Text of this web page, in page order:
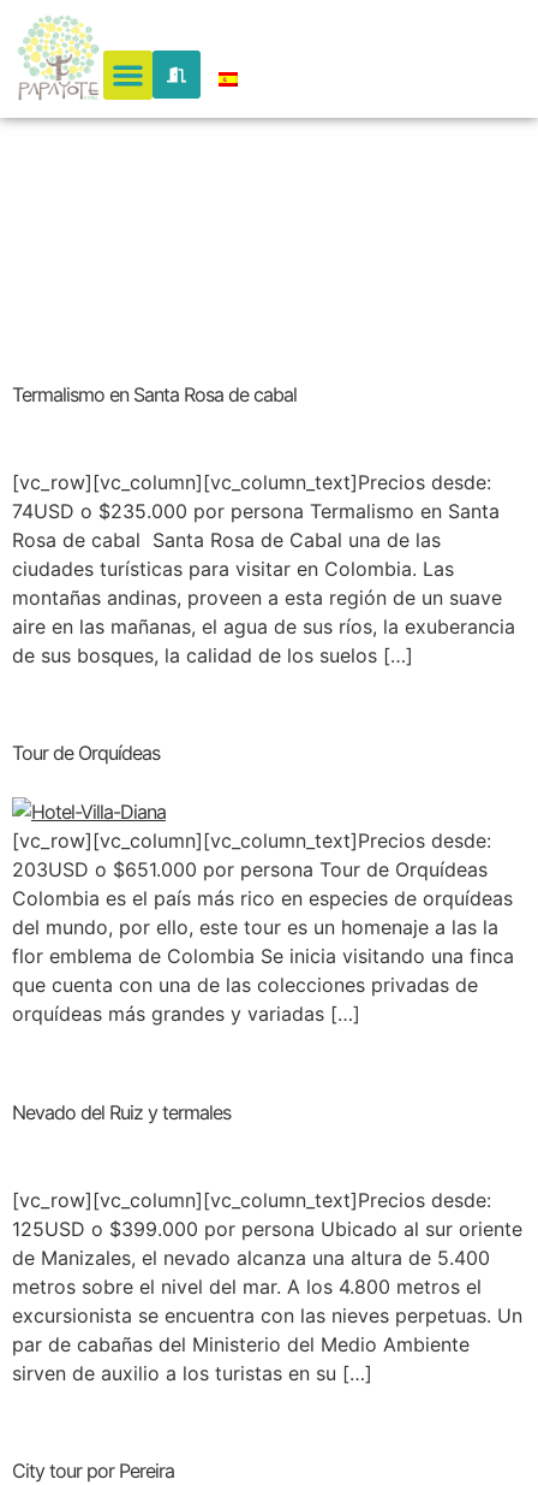
Region
Termalismo en Santa Rosa de cabal
[vc_row][vc_column][vc_column_text]Precios desde:
74USD o $235.000 por persona Termalismo en Santa
Rosa de cabal Santa Rosa de Cabal una de las
ciudades turísticas para visitar en Colombia. Las
montañas andinas, proveen a esta región de un suave
aire en las mañanas, el agua de sus ríos, la exuberancia
de sus bosques, la calidad de los suelos […]
Tour de Orquídeas
[vc_row][vc_column][vc_column_text]Precios desde:
203USD o $651.000 por persona Tour de Orquídeas
Colombia es el país más rico en especies de orquídeas
del mundo, por ello, este tour es un homenaje a las la
flor emblema de Colombia Se inicia visitando una finca
que cuenta con una de las colecciones privadas de
orquídeas más grandes y variadas […]
Nevado del Ruiz y termales
[vc_row][vc_column][vc_column_text]Precios desde:
125USD o $399.000 por persona Ubicado al sur oriente
de Manizales, el nevado alcanza una altura de 5.400
metros sobre el nivel del mar. A los 4.800 metros el
excursionista se encuentra con las nieves perpetuas. Un
par de cabañas del Ministerio del Medio Ambiente
sirven de auxilio a los turistas en su […]
City tour por Pereira